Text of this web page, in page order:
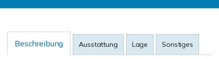
Beschreibung Ausstattung Lage Sonstiges